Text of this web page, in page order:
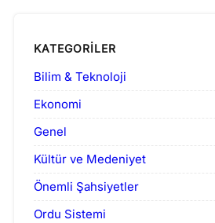
KATEGORILER
Bilim & Teknoloji
Ekonomi
Genel
Kültür ve Medeniyet
Önemli Şahsiyetler
Ordu Sistemi